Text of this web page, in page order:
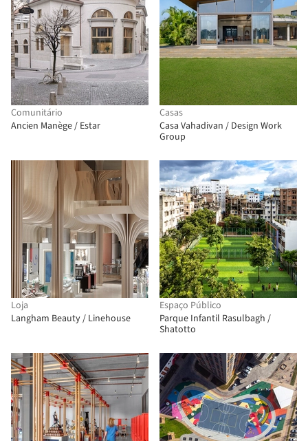
Comunitário
Ancien Manège / Estar
Casas
Casa Vahadivan / Design Work
Group
Loja
Langham Beauty / Linehouse
Espaço Público
Parque Infantil Rasulbagh /
Shatotto